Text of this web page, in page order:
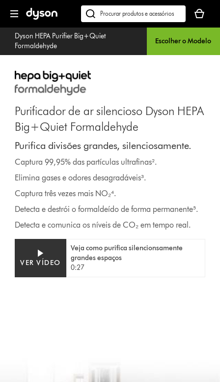
seguinte
Pesquisar
em
dyson.pt
seu
cesto
de
Dyson HEPA Purifier Big+Quiet
Formaldehyde
Escolher o Modelo
Purificador de ar silencioso Dyson HEPA
Big+Quiet Formaldehyde
Purifica divisões grandes, silenciosamente.
Captura 99,95% das partículas ultrafinas².
Elimina gases e odores desagradáveis³.
Captura três vezes mais NO₂⁴.
Detecta e destrói o formaldeído de forma permanente⁵.
Detecta e comunica os níveis de CO₂ em tempo real.
Transcript
transcrição
VER VÍDEO
Veja como purifica silencionsamente
grandes espaços
0:27